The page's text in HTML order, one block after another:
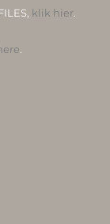
klik hier.